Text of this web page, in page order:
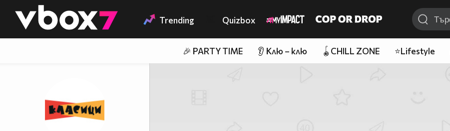
👾 Trending Quizbox
🎉 PARTY TIME 👂 Клю – клю 🪀CHILL ZONE ⭐Lifestyle